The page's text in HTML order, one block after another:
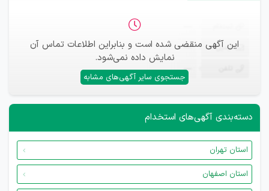
این آگهی منقضی شده است و بنابراین اطلاعات تماس آن
نمایش داده نمی‌شود.
جستجوی سایر آگهی‌های مشابه
ایمیل —
—
دسته‌بندی آگهی‌های استخدام
استان تهران
استان اصفهان